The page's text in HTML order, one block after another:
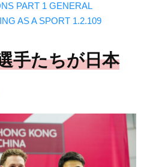
PART 1 GENERAL
AS A SPORT 1.2.109
手たちが日本